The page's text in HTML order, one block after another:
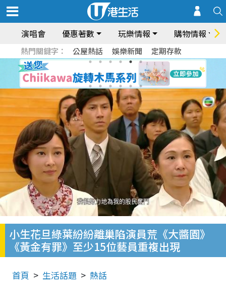
演唱會 優惠著數 玩樂情報 購物情報
熱門關鍵字： 公屋熱話 娛樂新聞 定期存款
小生花旦綠葉紛紛離巢陷演員荒《大醬園》
《黃金有罪》至少15位藝員重複出現
首頁 生活話題 熱話